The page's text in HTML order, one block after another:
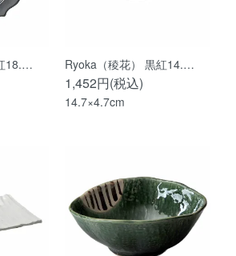
18.… Ryoka（稜花） 黒紅14.…
1,452円(税込)
14.7×4.7cm